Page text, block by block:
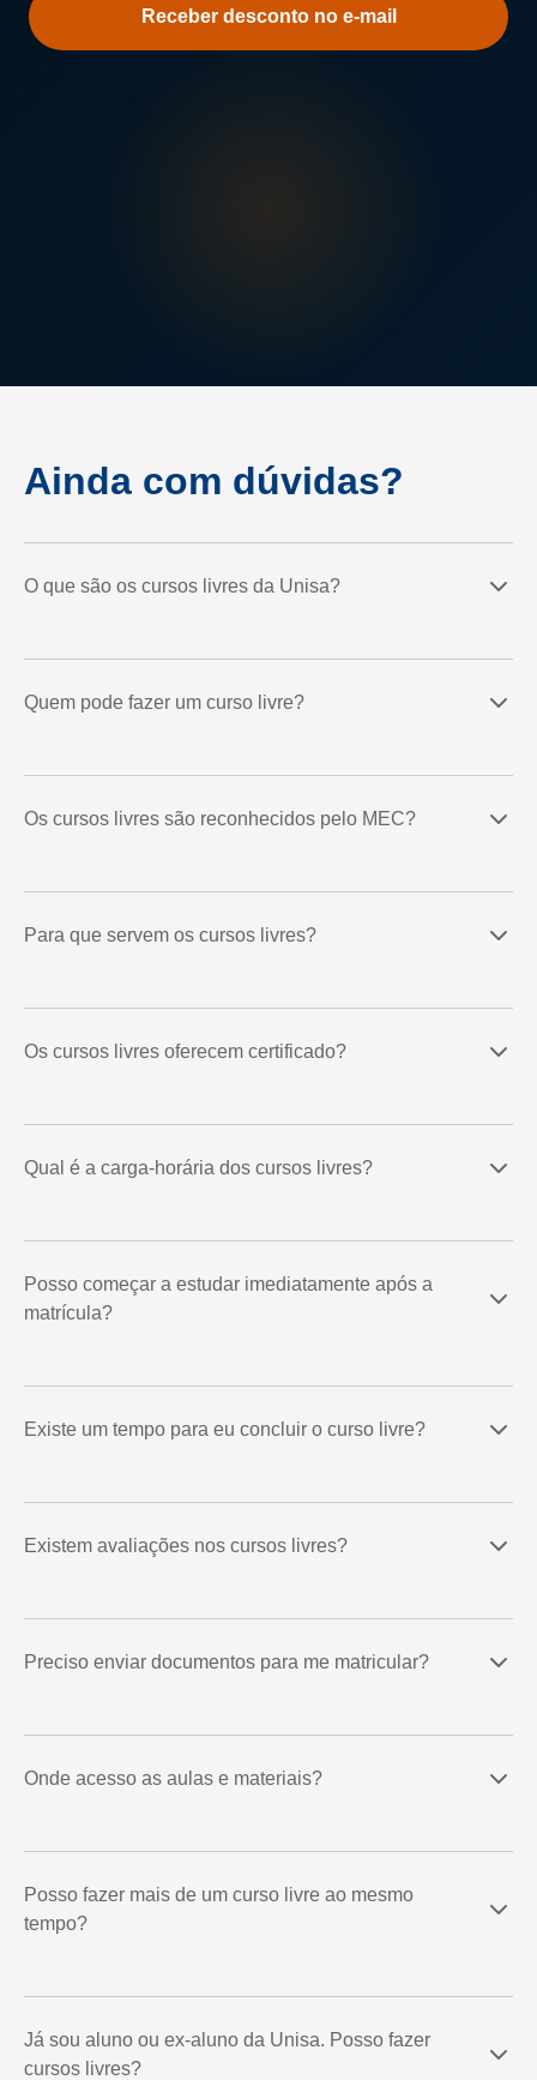
sobre
a
Ainda com dúvidas?
O que são os cursos livres da Unisa?
Quem pode fazer um curso livre?
Os cursos livres são reconhecidos pelo MEC?
Para que servem os cursos livres?
Os cursos livres oferecem certificado?
Qual é a carga-horária dos cursos livres?
Posso começar a estudar imediatamente após a
matrícula?
Existe um tempo para eu concluir o curso livre?
Existem avaliações nos cursos livres?
Preciso enviar documentos para me matricular?
Onde acesso as aulas e materiais?
Posso fazer mais de um curso livre ao mesmo
tempo?
Já sou aluno ou ex-aluno da Unisa. Posso fazer
cursos livres?